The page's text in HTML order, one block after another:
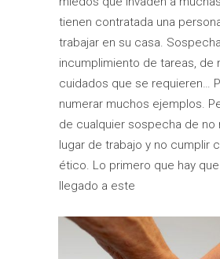
tienen contratada una
trabajar en su casa.
incumplimiento de tareas, de
cuidados que se requieren…
numerar muchos ejemplos.
de cualquier sospecha de no
lugar de trabajo y no cumplir
ético. Lo primero que hay
llegado a este